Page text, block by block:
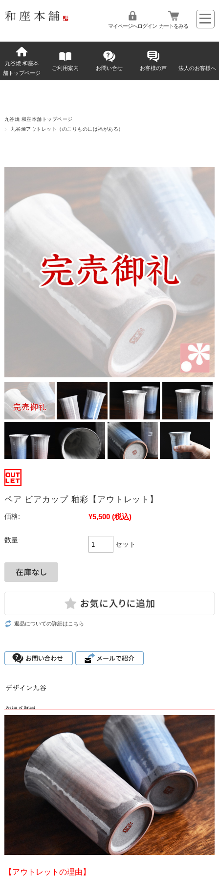
マイページへログイン カートをみる
九谷焼 和座本
舗トップページ
ご利用案内 お問い合せ お客様の声 法人のお客様へ
九谷焼 和座本舗トップページ
九谷焼アウトレット（のこりものには福がある）
ペア ビアカップ 釉彩【アウトレット】
価格: ¥5,500 (税込)
数量:
セット
返品についての詳細はこちら
【アウトレットの理由】